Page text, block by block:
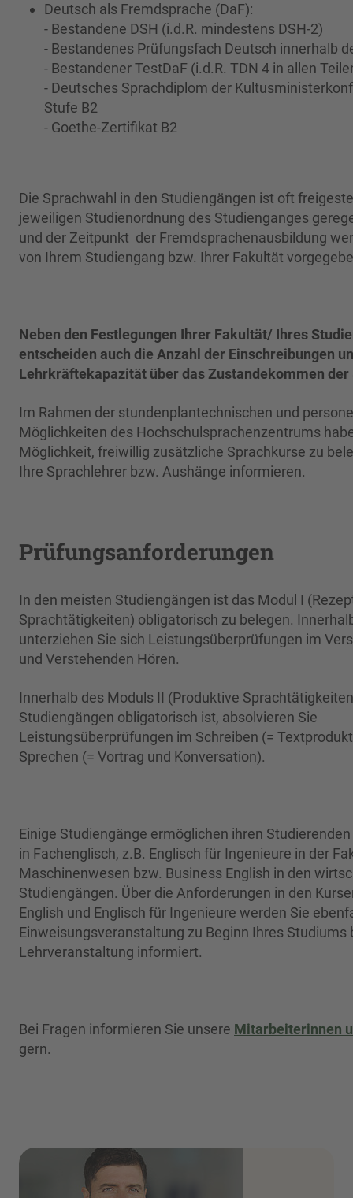
Deutsch als Fremdsprache (DaF):
- Bestandene DSH (i.d.R. mindestens DSH-2)
- Bestandenes Prüfungsfach Deutsch innerhalb
- Bestandener TestDaF (i.d.R. TDN 4 in allen
- Deutsches Sprachdiplom der
Stufe B2
- Goethe-Zertifikat B2
Die Sprachwahl in den Studiengängen ist oft
jeweiligen Studienordnung des Studienganges
und der Zeitpunkt der Fremdsprachenausbildung
von Ihrem Studiengang bzw. Ihrer Fakultät
Neben den Festlegungen Ihrer Fakultät/ Ihres
entscheiden auch die Anzahl der Einschreibungen
Lehrkräftekapazität über das Zustandekommen der
Im Rahmen der stundenplantechnischen und
Möglichkeiten des Hochschulsprachenzentrums
Möglichkeit, freiwillig zusätzliche Sprachkurse zu
Ihre Sprachlehrer bzw. Aushänge informieren.
Prüfungsanforderungen
In den meisten Studiengängen ist das Modul I
Sprachtätigkeiten) obligatorisch zu belegen.
unterziehen Sie sich Leistungsüberprüfungen im
und Verstehenden Hören.
Innerhalb des Moduls II (Produktive
Studiengängen obligatorisch ist, absolvieren Sie
Leistungsüberprüfungen im Schreiben (=
Sprechen (= Vortrag und Konversation).
Einige Studiengänge ermöglichen ihren
in Fachenglisch, z.B. Englisch für Ingenieure in der
Maschinenwesen bzw. Business English in den
Studiengängen. Über die Anforderungen in den
English und Englisch für Ingenieure werden Sie
Einweisungsveranstaltung zu Beginn Ihres Studiums
Lehrveranstaltung informiert.
Bei Fragen informieren Sie unsere Mitarbeiterinnen
gern.